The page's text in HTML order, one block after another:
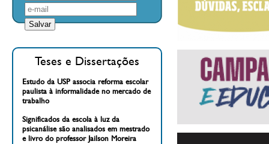
Teses e Dissertações
Estudo da USP associa reforma escolar
paulista à informalidade no mercado de
trabalho
Significados da escola à luz da
psicanálise são analisados em mestrado
e livro do professor Jailson Moreira